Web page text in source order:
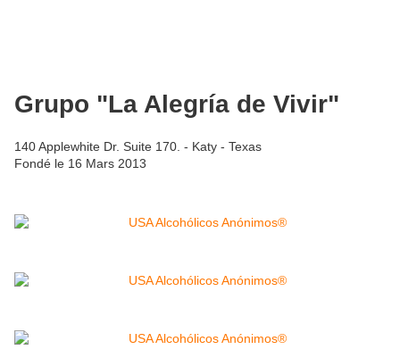
Grupo "La Alegría de Vivir"
140 Applewhite Dr. Suite 170. - Katy - Texas
Fondé le 16 Mars 2013